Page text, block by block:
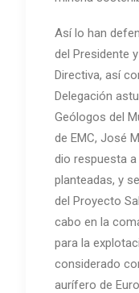
Así lo han
del Presidente
Directiva, así
Delegación
Geólogos del
de EMC, José
dio respuesta
planteadas, y
del Proyecto
cabo en la
para la
considerado
aurífero de